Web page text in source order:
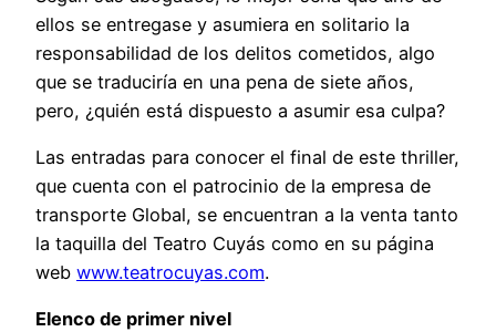
ellos se entregase y asumiera en solitario la
responsabilidad de los delitos cometidos, algo
que se traduciría en una pena de siete años,
pero, ¿quién está dispuesto a asumir esa culpa?
Las entradas para conocer el final de este thriller,
que cuenta con el patrocinio de la empresa de
transporte Global, se encuentran a la venta tanto
la taquilla del Teatro Cuyás como en su página
web www.teatrocuyas.com.
Elenco de primer nivel